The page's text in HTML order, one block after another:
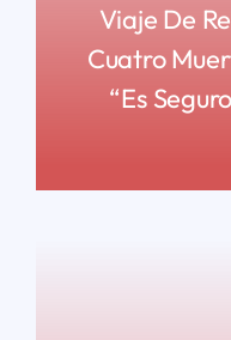
Viaje De
Cuatro
“Es